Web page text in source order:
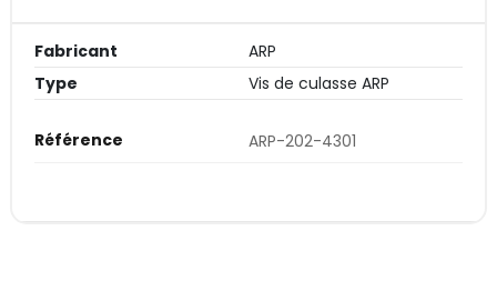
Fabricant
ARP
Type
Vis de culasse ARP
Référence ARP-202-4301